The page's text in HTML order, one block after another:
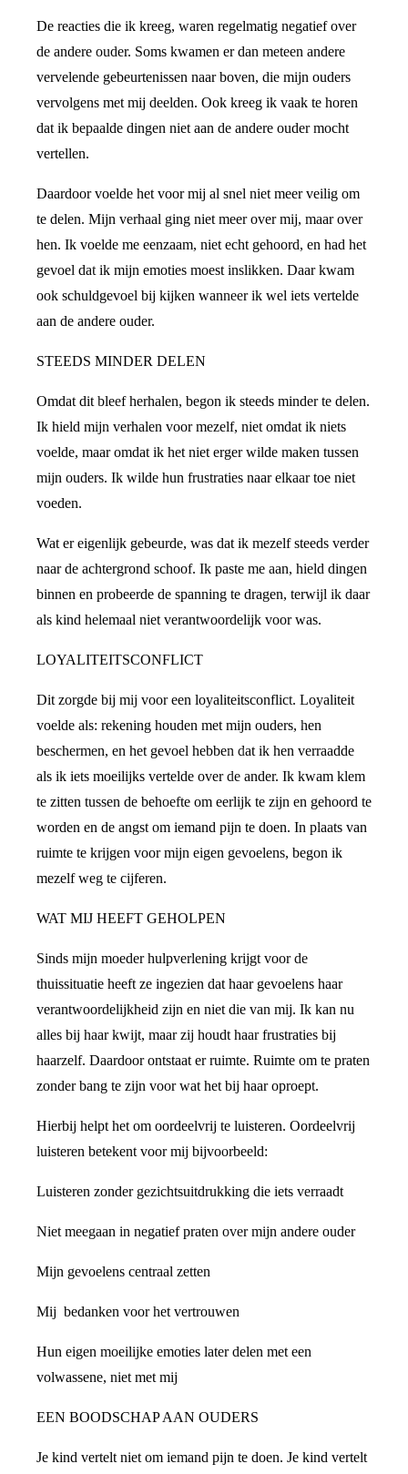
De reacties die ik kreeg, waren regelmatig negatief over
de andere ouder. Soms kwamen er dan meteen andere
vervelende gebeurtenissen naar boven, die mijn ouders
vervolgens met mij deelden. Ook kreeg ik vaak te horen
dat ik bepaalde dingen niet aan de andere ouder mocht
vertellen.
Daardoor voelde het voor mij al snel niet meer veilig om
te delen. Mijn verhaal ging niet meer over mij, maar over
hen. Ik voelde me eenzaam, niet echt gehoord, en had het
gevoel dat ik mijn emoties moest inslikken. Daar kwam
ook schuldgevoel bij kijken wanneer ik wel iets vertelde
aan de andere ouder.
STEEDS MINDER DELEN
Omdat dit bleef herhalen, begon ik steeds minder te delen.
Ik hield mijn verhalen voor mezelf, niet omdat ik niets
voelde, maar omdat ik het niet erger wilde maken tussen
mijn ouders. Ik wilde hun frustraties naar elkaar toe niet
voeden.
Wat er eigenlijk gebeurde, was dat ik mezelf steeds verder
naar de achtergrond schoof. Ik paste me aan, hield dingen
binnen en probeerde de spanning te dragen, terwijl ik daar
als kind helemaal niet verantwoordelijk voor was.
LOYALITEITSCONFLICT
Dit zorgde bij mij voor een loyaliteitsconflict. Loyaliteit
voelde als: rekening houden met mijn ouders, hen
beschermen, en het gevoel hebben dat ik hen verraadde
als ik iets moeilijks vertelde over de ander. Ik kwam klem
te zitten tussen de behoefte om eerlijk te zijn en gehoord te
worden en de angst om iemand pijn te doen. In plaats van
ruimte te krijgen voor mijn eigen gevoelens, begon ik
mezelf weg te cijferen.
WAT MIJ HEEFT GEHOLPEN
Sinds mijn moeder hulpverlening krijgt voor de
thuissituatie heeft ze ingezien dat haar gevoelens haar
verantwoordelijkheid zijn en niet die van mij. Ik kan nu
alles bij haar kwijt, maar zij houdt haar frustraties bij
haarzelf. Daardoor ontstaat er ruimte. Ruimte om te praten
zonder bang te zijn voor wat het bij haar oproept.
Hierbij helpt het om oordeelvrij te luisteren. Oordeelvrij
luisteren betekent voor mij bijvoorbeeld:
Luisteren zonder gezichtsuitdrukking die iets verraadt
Niet meegaan in negatief praten over mijn andere ouder
Mijn gevoelens centraal zetten
Mij bedanken voor het vertrouwen
Hun eigen moeilijke emoties later delen met een
volwassene, niet met mij
EEN BOODSCHAP AAN OUDERS
Je kind vertelt niet om iemand pijn te doen. Je kind vertelt